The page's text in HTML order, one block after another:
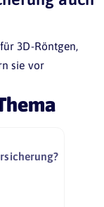
3D-Röntgen,
sie vor